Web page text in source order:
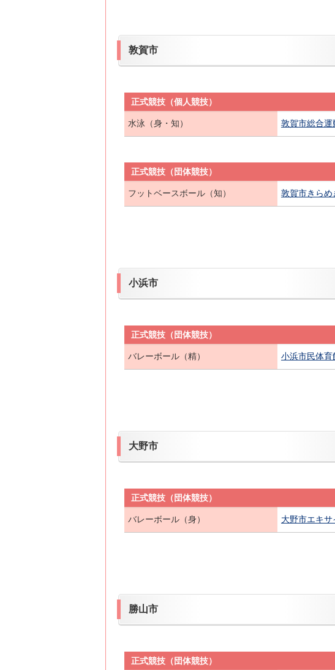
敦賀市
正式競技（個人競技）
水泳（身・知） 敦賀市総合
正式競技（団体競技）
フットベースボール（知） 敦賀市きらめ
小浜市
正式競技（団体競技）
バレーボール（精） 小浜市民体育
大野市
正式競技（団体競技）
バレーボール（身） 大野市エキ
勝山市
正式競技（団体競技）